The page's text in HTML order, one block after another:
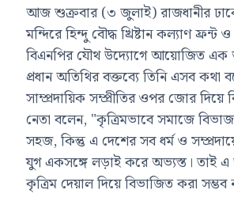
আজ শুক্রবার (৩ জুলাই) রাজধানীর
মন্দিরে হিন্দু বৌদ্ধ খ্রিষ্টান কল্যাণ ফ্রন্ট
বিএনপির যৌথ উদ্যোগে আয়োজিত
প্রধান অতিথির বক্তব্যে তিনি এসব কথা
সাম্প্রদায়িক সম্প্রীতির ওপর জোর দিয়ে
নেতা বলেন, "কৃত্রিমভাবে সমাজে
সহজ, কিন্তু এ দেশের সব ধর্ম ও
যুগ একসঙ্গে লড়াই করে অভ্যস্ত। তাই
কৃত্রিম দেয়াল দিয়ে বিভাজিত করা সম্ভব